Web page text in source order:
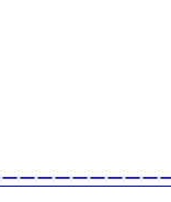
ーーーーーーー